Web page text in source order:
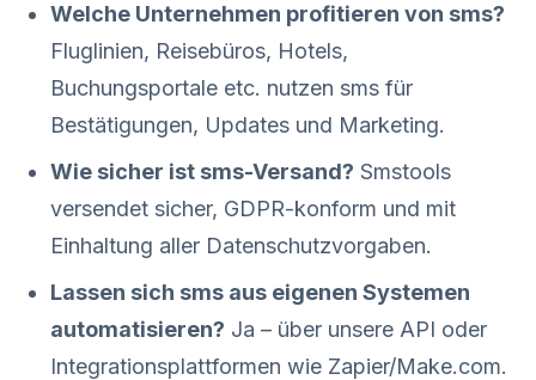
Welche Unternehmen profitieren von sms?
Fluglinien, Reisebüros, Hotels,
Buchungsportale etc. nutzen sms für
Bestätigungen, Updates und Marketing.
Wie sicher ist sms-Versand? Smstools
versendet sicher, GDPR-konform und mit
Einhaltung aller Datenschutzvorgaben.
Lassen sich sms aus eigenen Systemen
automatisieren? Ja – über unsere API oder
Integrationsplattformen wie Zapier/Make.com.